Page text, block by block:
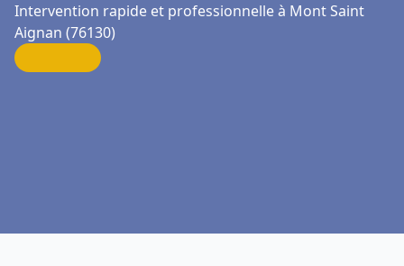
Intervention rapide et professionnelle à Mont Saint
Aignan (76130)